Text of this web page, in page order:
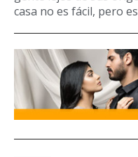
casa no es fácil, pero